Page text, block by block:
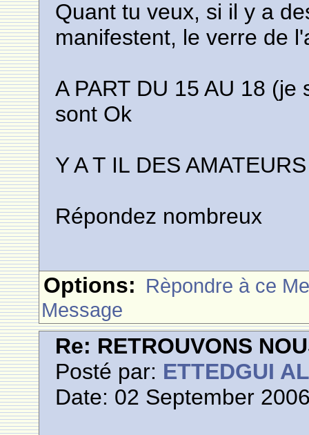
Quant tu veux, si il y a
manifestent, le verre de
A PART DU 15 AU 18
sont Ok
Y A T IL DES
Répondez nombreux
Options: Rèpondre à ce
Message
Re: RETROUVONS
Posté par: ETTEDGUI
Date: 02 September